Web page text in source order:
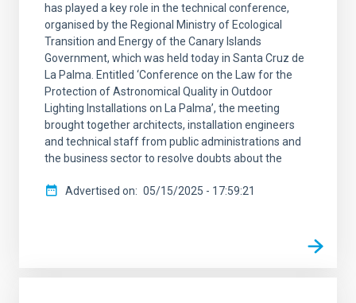
has played a key role in the technical conference,
organised by the Regional Ministry of Ecological
Transition and Energy of the Canary Islands
Government, which was held today in Santa Cruz de
La Palma. Entitled ‘Conference on the Law for the
Protection of Astronomical Quality in Outdoor
Lighting Installations on La Palma’, the meeting
brought together architects, installation engineers
and technical staff from public administrations and
the business sector to resolve doubts about the
Advertised on 05/15/2025 - 17:59:21